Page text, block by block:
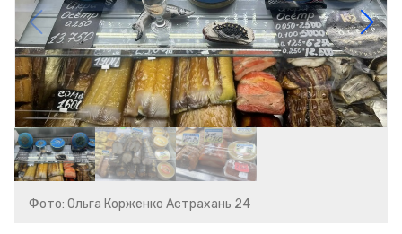
Фото: Ольга Корженко Астрахань 24